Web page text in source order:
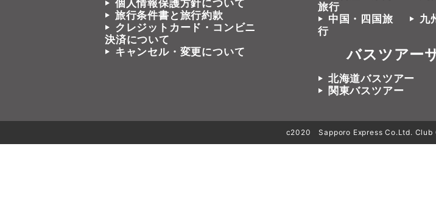
個人情報保護方針について
旅行条件書と旅行約款
クレジットカード・コンビニ
決済について
キャンセル・変更について
旅行
中国・四国旅
行
九
バスツアー
北海道バスツアー
関東バスツアー
c2020 Sapporo Express Co.Ltd. Club